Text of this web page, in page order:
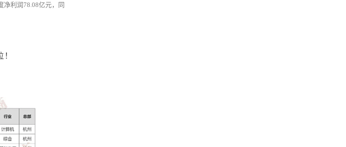
净利润78.08亿元，同